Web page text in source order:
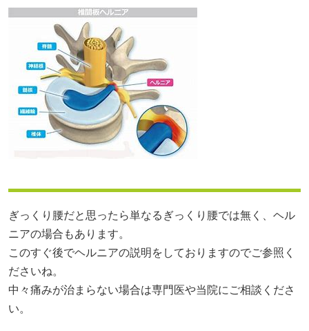
ぎっくり腰だと思ったら単なるぎっくり腰では無く、ヘル
ニアの場合もあります。
このすぐ後でヘルニアの説明をしておりますのでご参照く
ださいね。
中々痛みが治まらない場合は専門医や当院にご相談くださ
い。